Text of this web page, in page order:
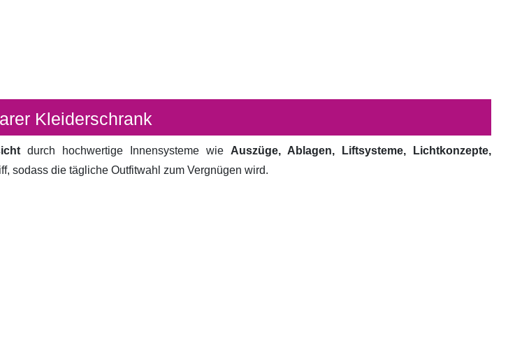
Kleiderschrank
durch hochwertige Innensysteme wie Auszüge, Ablagen, Liftsysteme, Lichtkonzepte,
sodass die tägliche Outfitwahl zum Vergnügen wird.